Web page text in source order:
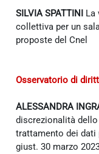
SILVIA SPATTINI La
collettiva per un
proposte del Cnel
Osservatorio di
ALESSANDRA
discrezionalità
trattamento dei dati
giust. 30 marzo